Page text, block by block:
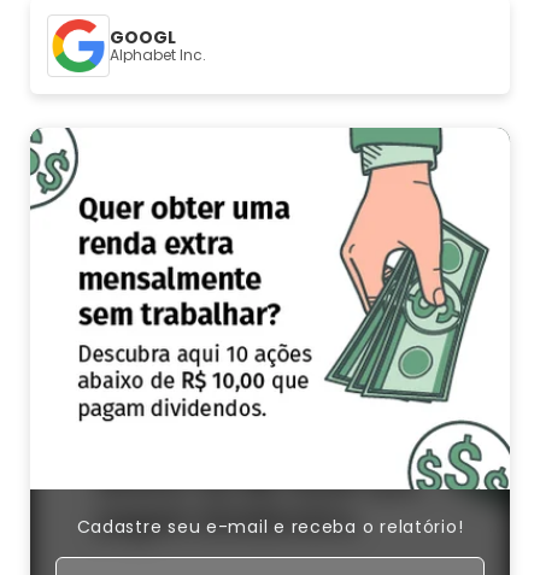
GOOGL
Alphabet Inc.
Cadastre seu e-mail e receba o relatório!